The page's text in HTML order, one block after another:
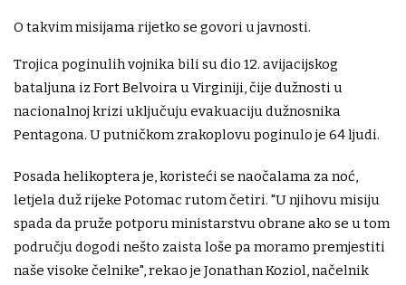
O takvim misijama rijetko se govori u javnosti.
Trojica poginulih vojnika bili su dio 12. avijacijskog
bataljuna iz Fort Belvoira u Virginiji, čije dužnosti u
nacionalnoj krizi uključuju evakuaciju dužnosnika
Pentagona. U putničkom zrakoplovu poginulo je 64 ljudi.
Posada helikoptera je, koristeći se naočalama za noć,
letjela duž rijeke Potomac rutom četiri. "U njihovu misiju
spada da pruže potporu ministarstvu obrane ako se u tom
području dogodi nešto zaista loše pa moramo premjestiti
naše visoke čelnike", rekao je Jonathan Koziol, načelnik